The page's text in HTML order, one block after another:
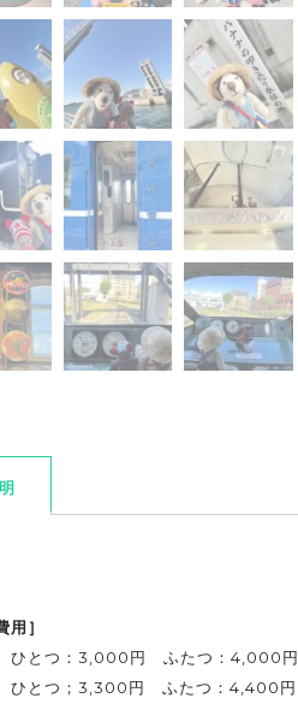
用］
］ひとつ：3,000円 ふたつ：4,000円
］ひとつ；3,300円 ふたつ：4,400円